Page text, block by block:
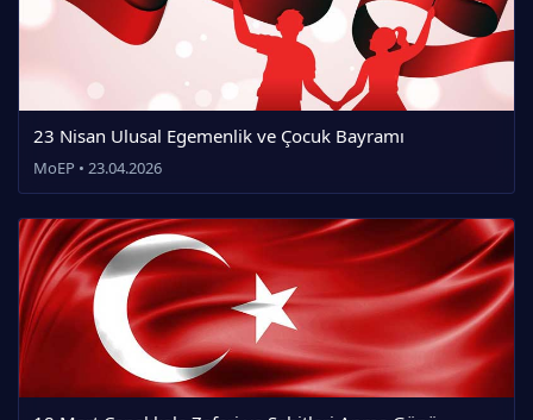
23 Nisan Ulusal Egemenlik ve Çocuk Bayramı
MoEP • 23.04.2026